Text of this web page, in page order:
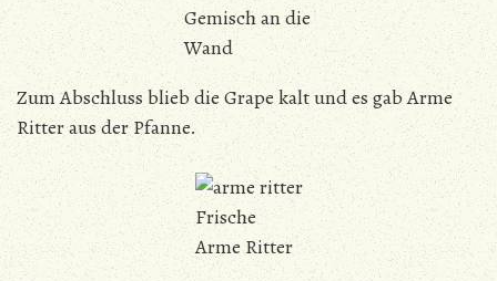
Gemisch an die
Wand
Zum Abschluss blieb die Grape kalt und es gab Arme
Ritter aus der Pfanne.
Frische
Arme Ritter